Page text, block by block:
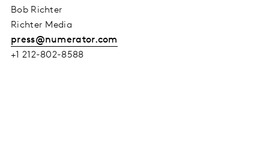
Bob Richter
Richter Media
press@numerator.com
+1 212-802-8588